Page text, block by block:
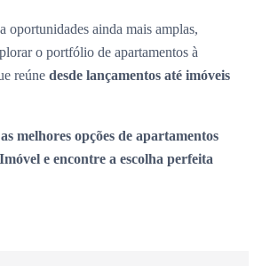
oportunidades ainda mais amplas,
o portfólio de apartamentos à
reúne desde lançamentos até imóveis
melhores opções de apartamentos
e encontre a escolha perfeita